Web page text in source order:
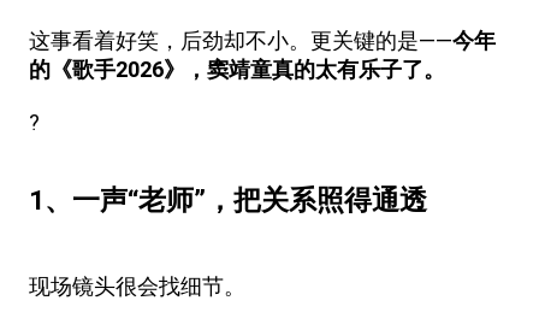
这事看着好笑，后劲却不小。更关键的是——今年
的《歌手2026》，窦靖童真的太有乐子了。
?
1、一声“老师”，把关系照得通透
现场镜头很会找细节。